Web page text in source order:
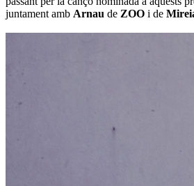
juntament amb Arnau de ZOO i de